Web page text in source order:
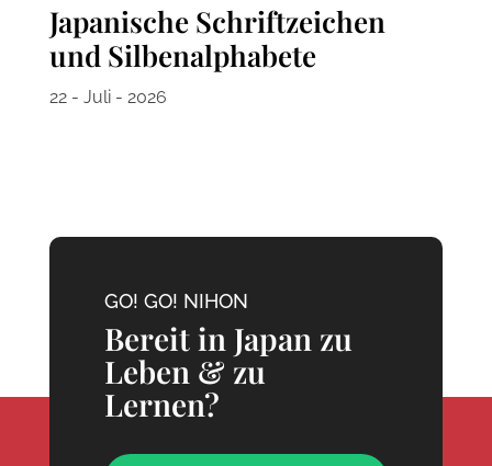
Japanische Schriftzeichen
und Silbenalphabete
22 - Juli - 2026
GO! GO! NIHON
Bereit in Japan zu
Leben & zu
Lernen?